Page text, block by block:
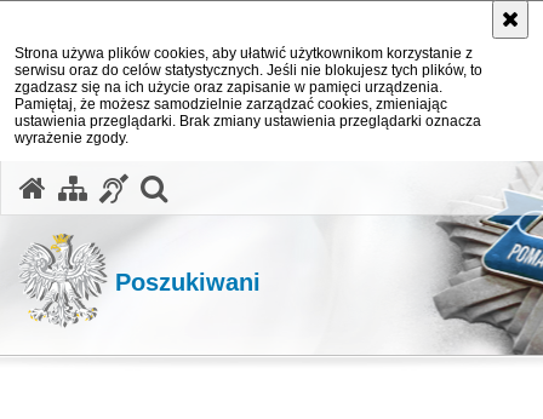
Strona używa plików cookies, aby ułatwić użytkownikom korzystanie z
serwisu oraz do celów statystycznych. Jeśli nie blokujesz tych plików, to
zgadzasz się na ich użycie oraz zapisanie w pamięci urządzenia.
Pamiętaj, że możesz samodzielnie zarządzać cookies, zmieniając
ustawienia przeglądarki. Brak zmiany ustawienia przeglądarki oznacza
wyrażenie zgody.
Poszukiwani